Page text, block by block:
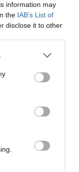
information may
the IAB’s List of
disclose it to other